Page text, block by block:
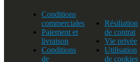
Conditions
commerciales
Paiement et
livraison
Conditions
de
Résiliation
de contrat
Vie privée
Utilisation
de cookies